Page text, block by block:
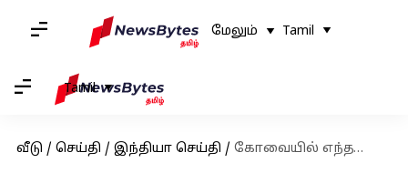
மேலும் Tamil
Tamil
வீடு / செய்தி / இந்தியா செய்தி / கோவையில் எந்தவொரு திட்டத்தினையும் செயல்படுத்தாத தேசிய நெடுஞ்சாலை ஆணையம்